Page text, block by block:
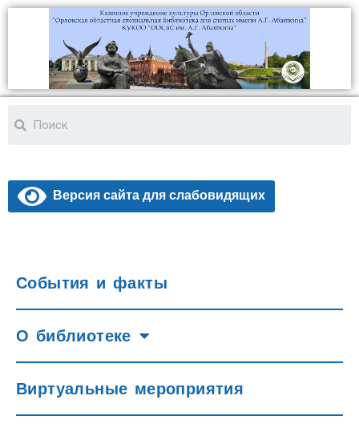
Версия сайта для слабовидящих
События и факты
О библиотеке
Виртуальные мероприятия